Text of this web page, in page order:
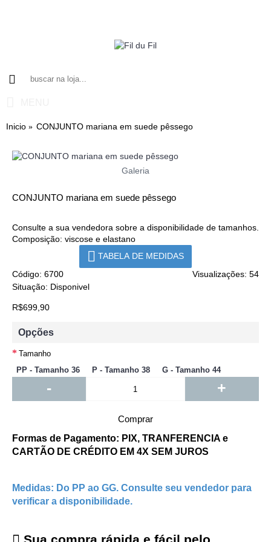
Inicio CONJUNTO mariana em suede pêssego
Galeria
CONJUNTO mariana em suede pêssego
Consulte a sua vendedora sobre a disponibilidade de tamanhos.
Composição: viscose e elastano
TABELA DE MEDIDAS
Visualizações: 54
Código: 6700
Situação: Disponivel
R$699,90
Opções
Tamanho
PP - Tamanho 36
P - Tamanho 38 G - Tamanho 44
- +
Comprar
Formas de Pagamento: PIX, TRANFERENCIA e
CARTÃO DE CRÉDITO EM 4X SEM JUROS
Medidas: Do PP ao GG. Consulte seu vendedor para
verificar a disponibilidade.